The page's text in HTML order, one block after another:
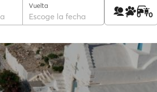
Vuelta
Escoge la fecha 1 0 0